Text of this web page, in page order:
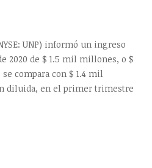
UNP) informó un ingreso
2020 de $ 1.5 mil millones, o $
compara con $ 1.4 mil
diluida, en el primer trimestre